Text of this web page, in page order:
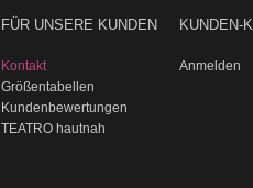
FÜR UNSERE KUNDEN
Kontakt
Größentabellen
Kundenbewertungen
TEATRO hautnah
KUNDEN-
Anmelden